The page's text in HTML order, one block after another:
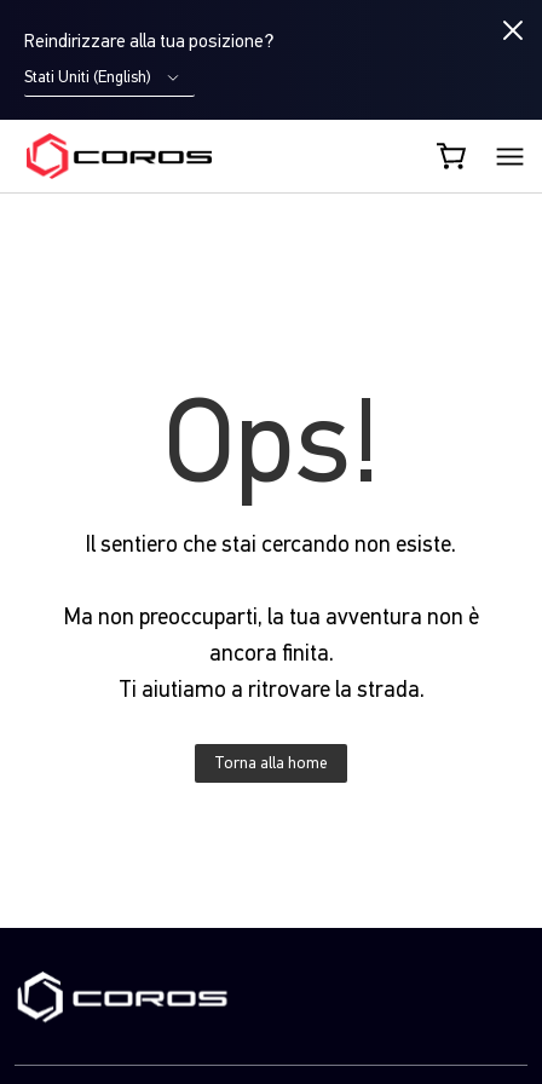
Reindirizzare alla tua posizione?
Stati Uniti (English)
COROS IT
Ops!
Il sentiero che stai cercando non esiste.
Ma non preoccuparti, la tua avventura non è
ancora finita.
Ti aiutiamo a ritrovare la strada.
Torna alla home